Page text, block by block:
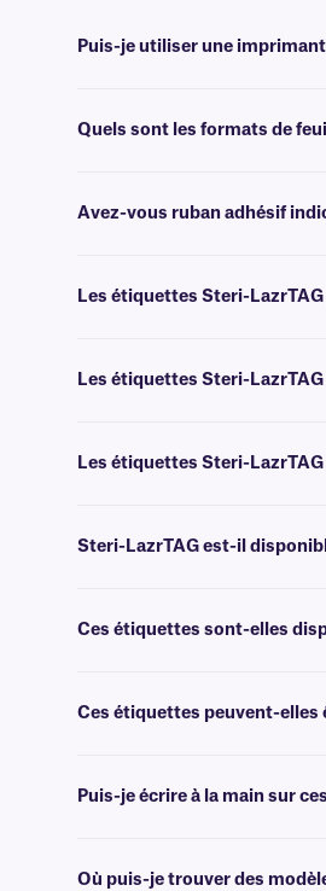
Puis-je utiliser une
Quels sont les formats de
Avez-vous ruban adhésif
Les étiquettes Steri-
Les étiquettes Steri-
Les étiquettes Steri-
Steri-LazrTAG est-il
Ces étiquettes sont-elles
Ces étiquettes peuvent-elles
Puis-je écrire à la main sur
Où puis-je trouver des